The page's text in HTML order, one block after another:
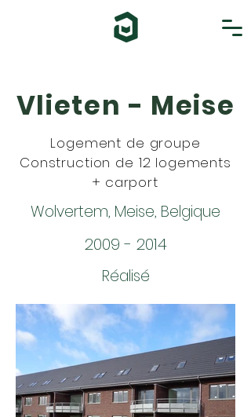
Vlieten - Meise
Logement de groupe
Construction de 12 logements
+ carport
Wolvertem, Meise, Belgique
2009 - 2014
Réalisé